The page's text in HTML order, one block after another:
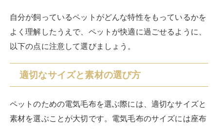
自分が飼っているペットがどんな特性をもっているかを
よく理解したうえで、ペットが快適に過ごせるように、
以下の点に注意して選びましょう。
適切なサイズと素材の選び方
ペットのための電気毛布を選ぶ際には、適切なサイズと
素材を選ぶことが大切です。電気毛布のサイズには座布